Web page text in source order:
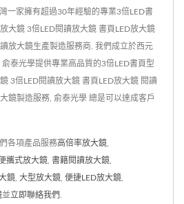
一家擁有超過30年經驗的專業3倍LED書
大鏡 3倍LED閱讀放大鏡 書頁LED放大鏡
放大鏡生產製造服務商. 我們成立於西元
泰光學提供專業高品質的3倍LED書頁型
3倍LED閱讀放大鏡 書頁LED放大鏡 閱讀
鏡製造服務, 俞泰光學 總是可以達成客戶
各項產品服務高倍率放大鏡
攜式放大鏡 書籍閱讀放大鏡
鏡 大型放大鏡 便捷LED放大鏡
並立即聯絡我們